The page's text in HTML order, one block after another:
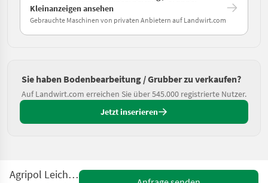
Kleinanzeigen ansehen
Gebrauchte Maschinen von privaten Anbietern auf Landwirt.com
Sie haben Bodenbearbeitung / Grubber zu verkaufen?
Auf Landwirt.com erreichen Sie über 545.000 registrierte Nutzer.
Jetzt inserieren
Agripol Leichtgrubber